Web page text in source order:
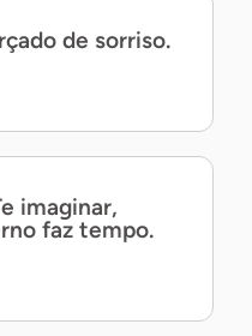
de sorriso.
imaginar,
faz tempo.